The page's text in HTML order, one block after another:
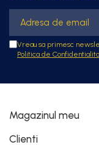
Vreau sa primesc
Politica de
Magazinul meu
Clienti